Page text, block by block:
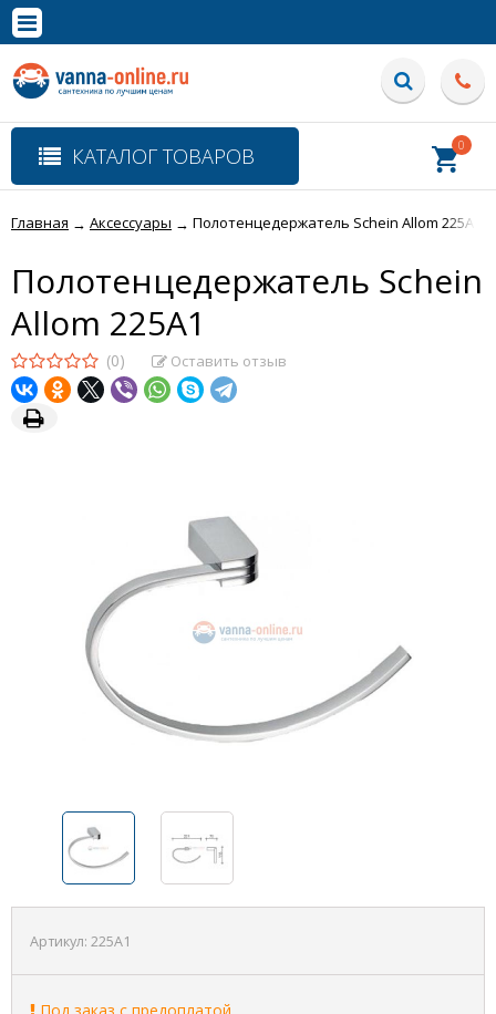
Полная версия сайта
КАТАЛОГ ТОВАРОВ 0
Главная → Аксессуары → Полотенцедержатель Schein Allom 225A1
Полотенцедержатель Schein
Allom 225A1
(0) Оставить отзыв
Артикул: 225A1